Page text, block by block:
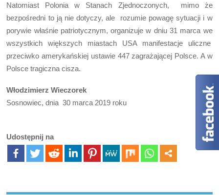
Natomiast Polonia w Stanach Zjednoczonych, mimo że
bezpośredni to ją nie dotyczy, ale rozumie powagę sytuacji i w
porywie właśnie patriotycznym, organizuje w dniu 31 marca we
wszystkich większych miastach USA manifestacje uliczne
przeciwko amerykańskiej ustawie 447 zagrażającej Polsce. A w
Polsce tragiczna cisza.
Włodzimierz Wieczorek
Sosnowiec, dnia 30 marca 2019 roku
Udostępnij na